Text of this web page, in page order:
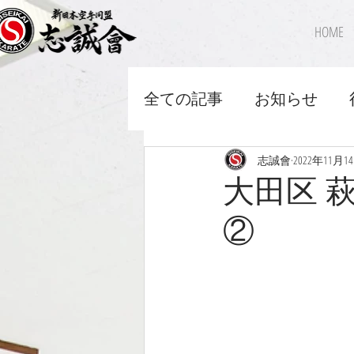
HOME
全ての記事 お知らせ
大田区
②
志誠會 2022年11月